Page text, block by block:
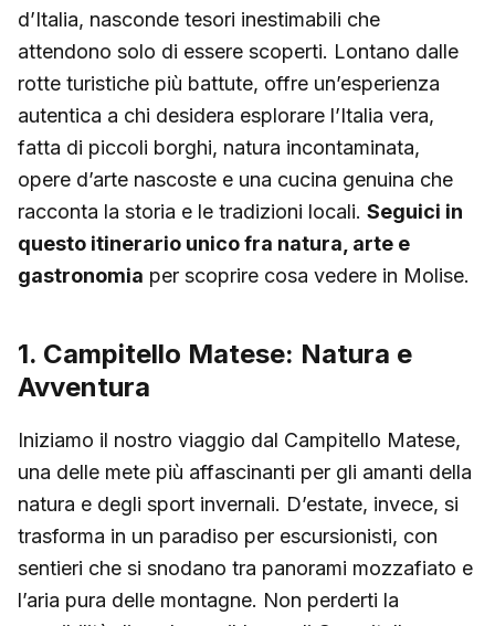
d’Italia, nasconde tesori inestimabili che
attendono solo di essere scoperti. Lontano dalle
rotte turistiche più battute, offre un’esperienza
autentica a chi desidera esplorare l’Italia vera,
fatta di piccoli borghi, natura incontaminata,
opere d’arte nascoste e una cucina genuina che
racconta la storia e le tradizioni locali. Seguici in
questo itinerario unico fra natura, arte e
gastronomia per scoprire cosa vedere in Molise.
1. Campitello Matese: Natura e
Avventura
Iniziamo il nostro viaggio dal Campitello Matese,
una delle mete più affascinanti per gli amanti della
natura e degli sport invernali. D’estate, invece, si
trasforma in un paradiso per escursionisti, con
sentieri che si snodano tra panorami mozzafiato e
l’aria pura delle montagne. Non perderti la